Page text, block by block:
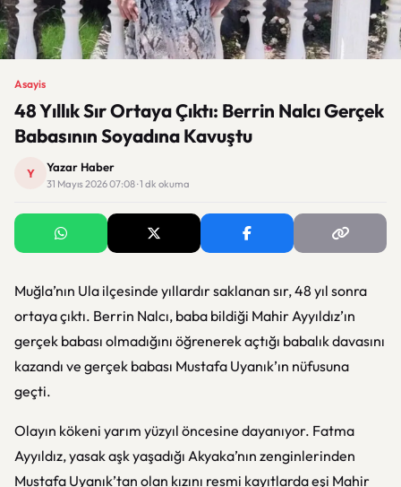
Asayis
48 Yıllık Sır Ortaya Çıktı: Berrin Nalcı Gerçek
Babasının Soyadına Kavuştu
Y Yazar Haber
31 Mayıs 2026 07:08 · 1 dk okuma
Muğla’nın Ula ilçesinde yıllardır saklanan sır, 48 yıl sonra
ortaya çıktı. Berrin Nalcı, baba bildiği Mahir Ayyıldız’ın
gerçek babası olmadığını öğrenerek açtığı babalık davasını
kazandı ve gerçek babası Mustafa Uyanık’ın nüfusuna
geçti.
Olayın kökeni yarım yüzyıl öncesine dayanıyor. Fatma
Ayyıldız, yasak aşk yaşadığı Akyaka’nın zenginlerinden
Mustafa Uyanık’tan olan kızını resmi kayıtlarda eşi Mahir